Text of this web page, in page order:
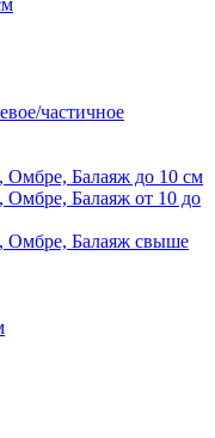
частичное
Омбре, Балаяж до 10 см
Балаяж от 10 до
Омбре, Балаяж свыше